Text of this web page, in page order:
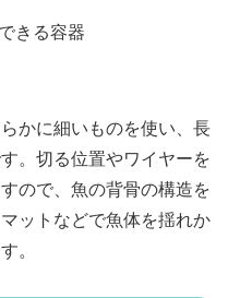
きる容器
かに細いものを使い、長
。切る位置やワイヤーを
ので、魚の背骨の構造を
ットなどで魚体を揺れか
。